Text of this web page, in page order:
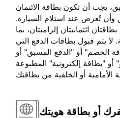
يجب أن تكون بطاقة الائتمان
وأن تُعرض عند استلام السيارة.
ائتمانيتان إلزاميتان، بما
يتم قبول بطاقات الدفع التي
الخصم" أو "الدفع المسبق" أو
أو "بطاقة إلكترونية" المطبوعة
الأمامية أو الخلفية من بطاقتك
أو بطاقة هويتك